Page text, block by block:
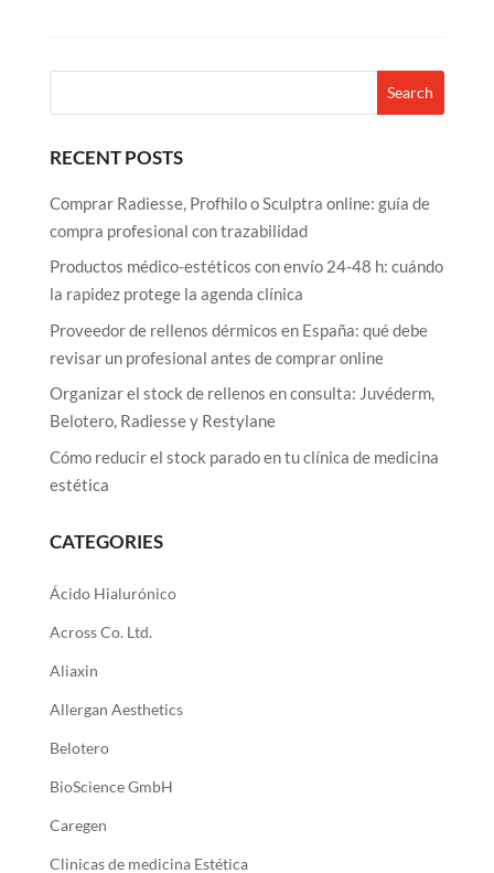
RECENT POSTS
Comprar Radiesse, Profhilo o Sculptra online: guía de
compra profesional con trazabilidad
Productos médico-estéticos con envío 24-48 h: cuándo
la rapidez protege la agenda clínica
Proveedor de rellenos dérmicos en España: qué debe
revisar un profesional antes de comprar online
Organizar el stock de rellenos en consulta: Juvéderm,
Belotero, Radiesse y Restylane
Cómo reducir el stock parado en tu clínica de medicina
estética
CATEGORIES
Ácido Hialurónico
Across Co. Ltd.
Aliaxin
Allergan Aesthetics
Belotero
BioScience GmbH
Caregen
Clinicas de medicina Estética